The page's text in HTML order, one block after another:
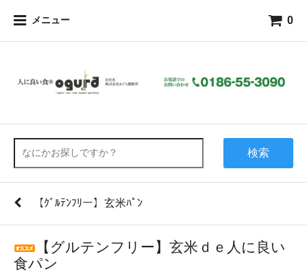
メニュー 0
検索
【ｸﾞﾙﾃﾝﾌﾘー】玄米ﾊﾟﾝ
【グルテンフリー】玄米ｄｅ人に良い
食パン